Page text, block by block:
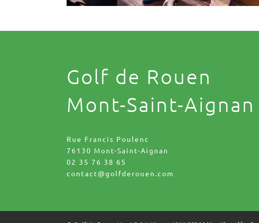
Golf de Rouen
Mont-Saint-Aignan
Rue Francis Poulenc
76130 Mont-Saint-Aignan
02 35 76 38 65
contact@golfderouen.com